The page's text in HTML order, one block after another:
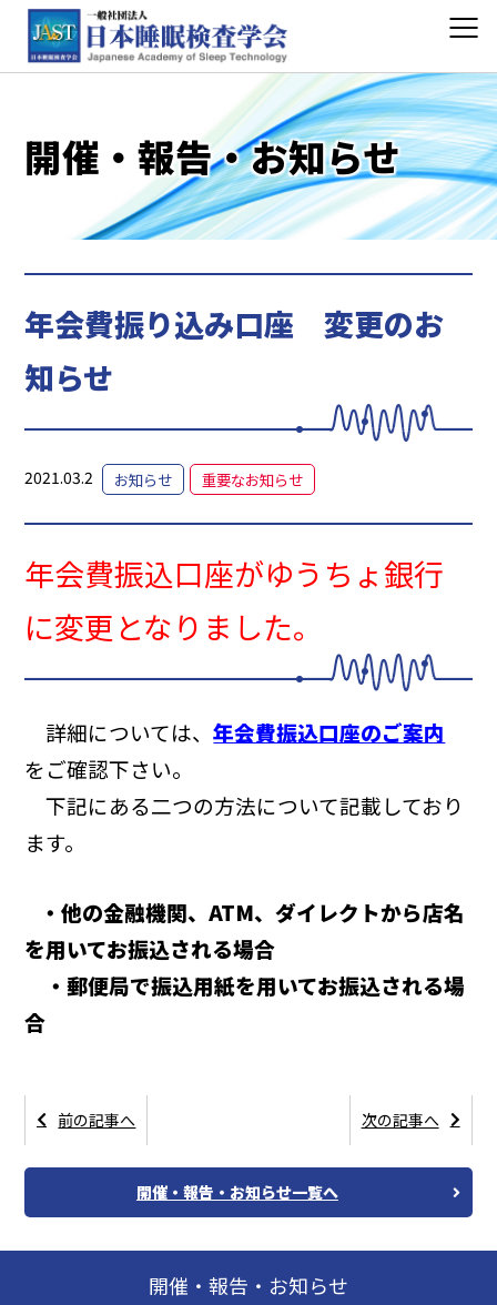
開催・報告・お知らせ
年会費振り込み口座 変更のお
知らせ
2021.03.2 お知らせ 重要なお知らせ
年会費振込口座がゆうちょ銀行
に変更となりました。
詳細については、年会費振込口座のご案内
をご確認下さい。
下記にある二つの方法について記載しており
ます。
・他の金融機関、ATM、ダイレクトから店名
を用いてお振込される場合
・郵便局で振込用紙を用いてお振込される場
合
前の記事へ 次の記事へ
開催・報告・お知らせ一覧へ
開催・報告・お知らせ